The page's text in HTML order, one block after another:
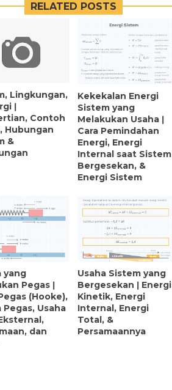
RELATED POSTS
Lingkungan,
ǀ
Contoh
Hubungan
&
Kekekalan Energi
Sistem yang
Melakukan Usaha ǀ
Cara Pemindahan
Energi, Energi
Internal saat Sistem
Bergesekan, &
Energi Sistem
yang
Pegas ǀ
(Hooke),
Pegas, Usaha
dan
Usaha Sistem yang
Bergesekan ǀ Energi
Kinetik, Energi
Internal, Energi
Total, &
Persamaannya